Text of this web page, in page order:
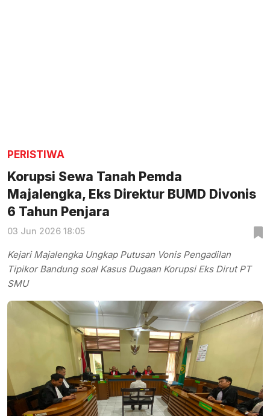
PERISTIWA
Korupsi Sewa Tanah Pemda
Majalengka, Eks Direktur BUMD Divonis
6 Tahun Penjara
03 Jun 2026 18:05
Kejari Majalengka Ungkap Putusan Vonis Pengadilan
Tipikor Bandung soal Kasus Dugaan Korupsi Eks Dirut PT
SMU